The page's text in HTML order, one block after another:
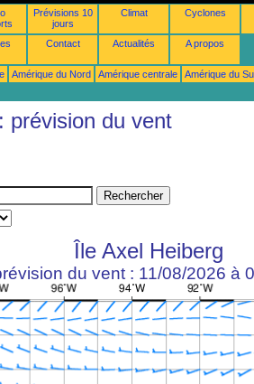
Prévisions 10
jours
Climat Cyclones
Contact Actualités A propos
Amérique du Nord Amérique centrale
Amérique du
prévision du vent
Île Axel Heiberg
du vent : 11/08/2026 à